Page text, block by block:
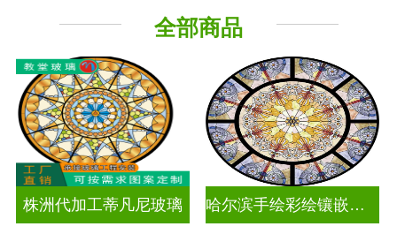
全部商品
株洲代加工蒂凡尼玻璃 哈尔滨手绘彩绘镶嵌玻璃